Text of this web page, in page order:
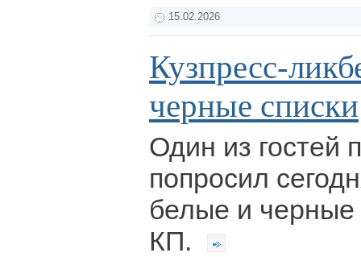
15.02.2026
Кузпресс-
черные списки
Один из гостей
попросил
белые и черные
КП.